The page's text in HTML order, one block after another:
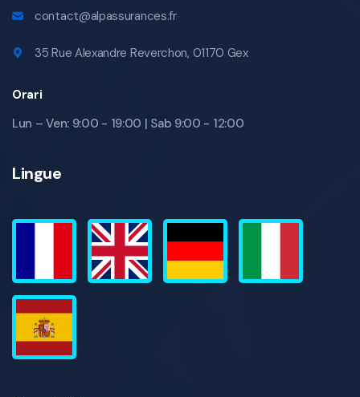
contact@alpassurances.fr
35 Rue Alexandre Reverchon, 01170 Gex
Orari
Lun – Ven: 9:00 - 19:00 | Sab 9:00 - 12:00
Lingue